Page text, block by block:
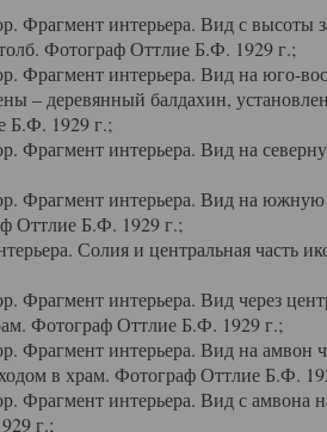
интерьера. Вид с высоты
Фотограф Оттлие Б.Ф. 1929 г.;
интерьера. Вид на юго-
– деревянный балдахин,
Б.Ф. 1929 г.;
интерьера. Вид на
Фрагмент интерьера. Вид на южную
Оттлие Б.Ф. 1929 г.;
Солия и центральная часть
интерьера. Вид через
Фотограф Оттлие Б.Ф. 1929 г.;
интерьера. Вид на амвон
в храм. Фотограф Оттлие Б.Ф.
интерьера. Вид с амвона
г.;